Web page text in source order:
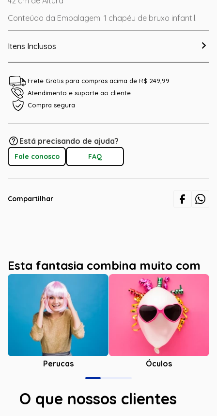
Conteúdo da Embalagem: 1 chapéu de bruxo infantil.
Itens Inclusos
Frete Grátis para compras acima de R$ 249,99
Atendimento e suporte ao cliente
Compra segura
Está precisando de ajuda?
Fale conosco FAQ
Compartilhar
Esta fantasia combina muito com
Perucas Óculos
O que nossos clientes